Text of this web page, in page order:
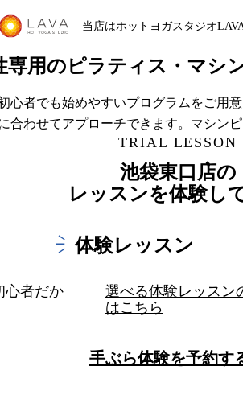
当店はホットヨガスタジオ
専用のピラティス・マシ
心者でも始めやすいプログラムをご
合わせてアプローチできます。マシン
TRIAL LESSON
池袋東口店の
レッスンを体験し
体験レッスン
心者だか
選べる体験レッスン
はこちら
手ぶら体験を予約す